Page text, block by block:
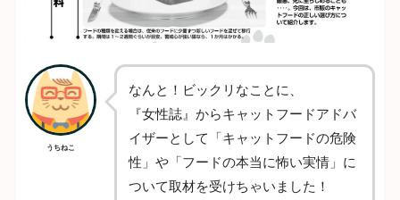
うちねこ
なんと！ビックリなことに、
『女性誌』からキャットフードアドバ
イザーとして「キャットフードの危険
性」や「フードの本当に怖い実情」に
ついて取材を受けちゃいました！